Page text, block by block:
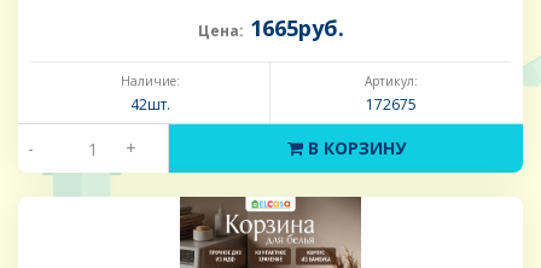
Цена: 1665руб.
Наличие:
42шт.
Артикул:
172675
- + В КОРЗИНУ